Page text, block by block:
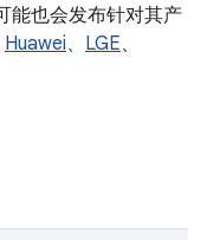
能也会发布针对其产
Huawei、 LGE、